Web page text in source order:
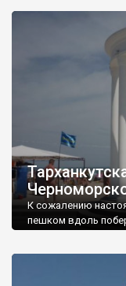
К сожалению
пешком вдоль